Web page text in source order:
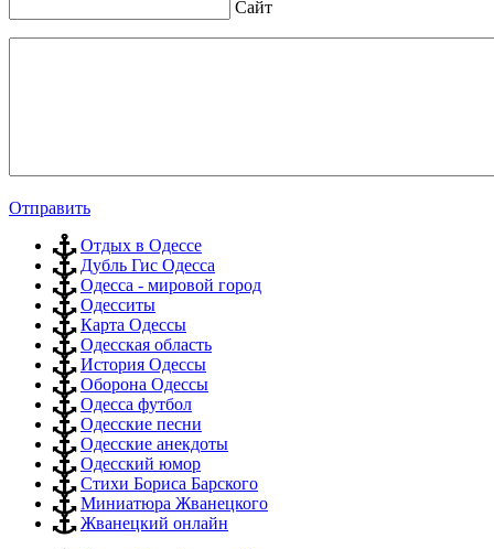
Сайт
Отправить
Отдых в Одессе
Дубль Гис Одесса
Одесса - мировой город
Одесситы
Карта Одессы
Одесская область
История Одессы
Оборона Одессы
Одесса футбол
Одесские песни
Одесские анекдоты
Одесский юмор
Стихи Бориса Барского
Миниатюра Жванецкого
Жванецкий онлайн